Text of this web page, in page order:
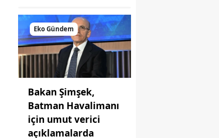
Eko Gündem
Bakan Şimşek,
Batman Havalimanı
için umut verici
açıklamalarda